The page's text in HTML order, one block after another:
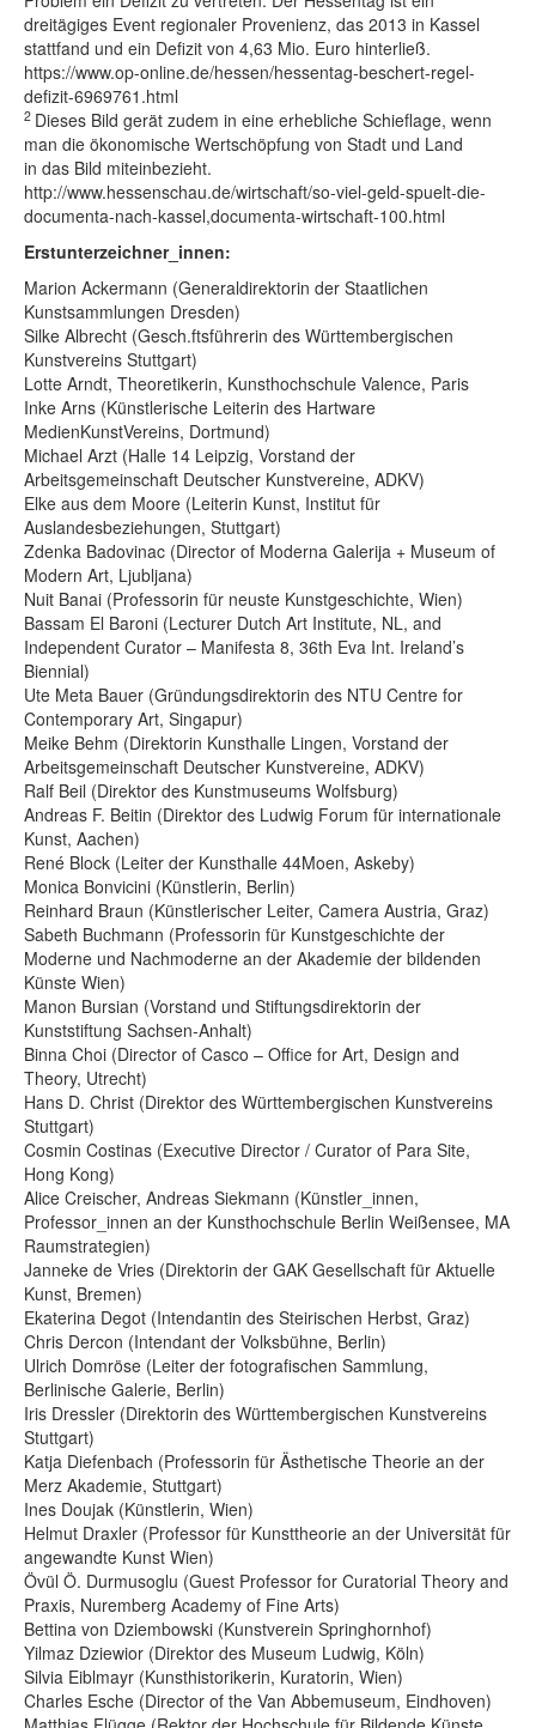
dreitägiges Event regionaler Provenienz, das 2013 in Kassel
stattfand und ein Defizit von 4,63 Mio. Euro hinterließ.
https://www.op-online.de/hessen/hessentag-beschert-regel-
defizit-6969761.html
2 Dieses Bild gerät zudem in eine erhebliche Schieflage, wenn
man die ökonomische Wertschöpfung von Stadt und Land
in das Bild miteinbezieht.
http://www.hessenschau.de/wirtschaft/so-viel-geld-spuelt-die-
documenta-nach-kassel,documenta-wirtschaft-100.html
Erstunterzeichner_innen:
Marion Ackermann (Generaldirektorin der Staatlichen
Kunstsammlungen Dresden)
Silke Albrecht (Gesch.ftsführerin des Württembergischen
Kunstvereins Stuttgart)
Lotte Arndt, Theoretikerin, Kunsthochschule Valence, Paris
Inke Arns (Künstlerische Leiterin des Hartware
MedienKunstVereins, Dortmund)
Michael Arzt (Halle 14 Leipzig, Vorstand der
Arbeitsgemeinschaft Deutscher Kunstvereine, ADKV)
Elke aus dem Moore (Leiterin Kunst, Institut für
Auslandesbeziehungen, Stuttgart)
Zdenka Badovinac (Director of Moderna Galerija + Museum of
Modern Art, Ljubljana)
Nuit Banai (Professorin für neuste Kunstgeschichte, Wien)
Bassam El Baroni (Lecturer Dutch Art Institute, NL, and
Independent Curator – Manifesta 8, 36th Eva Int. Ireland’s
Biennial)
Ute Meta Bauer (Gründungsdirektorin des NTU Centre for
Contemporary Art, Singapur)
Meike Behm (Direktorin Kunsthalle Lingen, Vorstand der
Arbeitsgemeinschaft Deutscher Kunstvereine, ADKV)
Ralf Beil (Direktor des Kunstmuseums Wolfsburg)
Andreas F. Beitin (Direktor des Ludwig Forum für internationale
Kunst, Aachen)
René Block (Leiter der Kunsthalle 44Moen, Askeby)
Monica Bonvicini (Künstlerin, Berlin)
Reinhard Braun (Künstlerischer Leiter, Camera Austria, Graz)
Sabeth Buchmann (Professorin für Kunstgeschichte der
Moderne und Nachmoderne an der Akademie der bildenden
Künste Wien)
Manon Bursian (Vorstand und Stiftungsdirektorin der
Kunststiftung Sachsen-Anhalt)
Binna Choi (Director of Casco – Office for Art, Design and
Theory, Utrecht)
Hans D. Christ (Direktor des Württembergischen Kunstvereins
Stuttgart)
Cosmin Costinas (Executive Director / Curator of Para Site,
Hong Kong)
Alice Creischer, Andreas Siekmann (Künstler_innen,
Professor_innen an der Kunsthochschule Berlin Weißensee, MA
Raumstrategien)
Janneke de Vries (Direktorin der GAK Gesellschaft für Aktuelle
Kunst, Bremen)
Ekaterina Degot (Intendantin des Steirischen Herbst, Graz)
Chris Dercon (Intendant der Volksbühne, Berlin)
Ulrich Domröse (Leiter der fotografischen Sammlung,
Berlinische Galerie, Berlin)
Iris Dressler (Direktorin des Württembergischen Kunstvereins
Stuttgart)
Katja Diefenbach (Professorin für Ästhetische Theorie an der
Merz Akademie, Stuttgart)
Ines Doujak (Künstlerin, Wien)
Helmut Draxler (Professor für Kunsttheorie an der Universität für
angewandte Kunst Wien)
Övül Ö. Durmusoglu (Guest Professor for Curatorial Theory and
Praxis, Nuremberg Academy of Fine Arts)
Bettina von Dziembowski (Kunstverein Springhornhof)
Yilmaz Dziewior (Direktor des Museum Ludwig, Köln)
Silvia Eiblmayr (Kunsthistorikerin, Kuratorin, Wien)
Charles Esche (Director of the Van Abbemuseum, Eindhoven)